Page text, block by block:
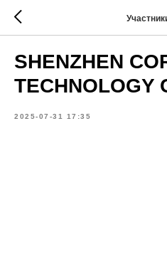
SHENZHEN
TECHNOLOGY
2025-07-31 17:35